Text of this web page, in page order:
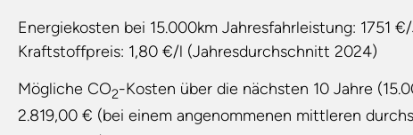
Energiekosten bei 15.000km Jahresfahrleistung: 1751
Kraftstoffpreis: 1,80 €/l (Jahresdurchschnitt 2024)
Mögliche CO2-Kosten über die nächsten 10 Jahre
2.819,00 € (bei einem angenommenen mittleren